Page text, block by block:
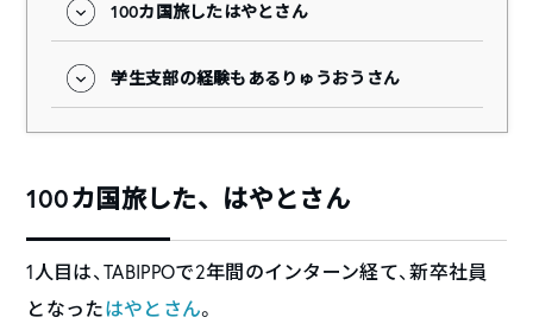
100カ国旅したはやとさん
学生支部の経験もあるりゅうおうさん
100カ国旅した、はやとさん
1人目は、TABIPPOで2年間のインターン経て、新卒社員
となったはやとさん。